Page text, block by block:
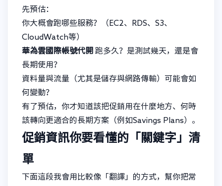
先預估：
你大概會跑哪些服務？（EC2、RDS、S3、
CloudWatch等）
華為雲國際帳號代開 跑多久？是測試幾天，還是會
長期使用？
資料量與流量（尤其是儲存與網路傳輸）可能會如
何變動？
有了預估，你才知道該把促銷用在什麼地方、何時
該轉向更適合的長期方案（例如Savings Plans）。
促銷資訊你要看懂的「關鍵字」清
單
下面這段我會用比較像「翻譯」的方式，幫你把常